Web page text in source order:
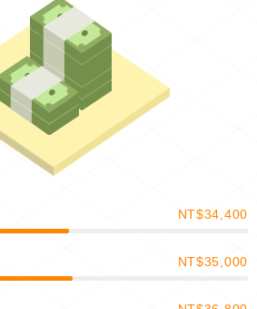
NT$34,400
NT$35,000